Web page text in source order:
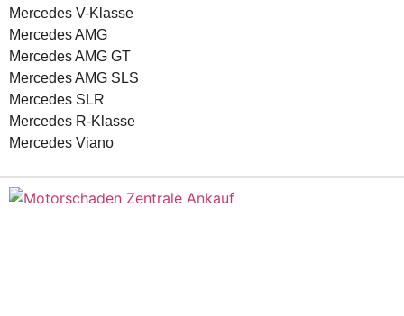
Mercedes V-Klasse
Mercedes AMG
Mercedes AMG GT
Mercedes AMG SLS
Mercedes SLR
Mercedes R-Klasse
Mercedes Viano